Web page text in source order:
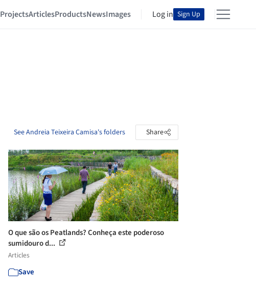
ProjectsArticlesProductsNewsImages Log in Sign Up
See Andreia Teixeira Camisa's folders Share
O que são os Peatlands? Conheça este poderoso
sumidouro d...
Articles
Save